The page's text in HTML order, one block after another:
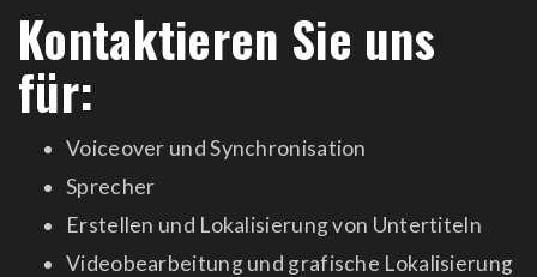
Kontaktieren Sie uns
für:
Voiceover und Synchronisation
Sprecher
Erstellen und Lokalisierung von Untertiteln
Videobearbeitung und grafische Lokalisierung